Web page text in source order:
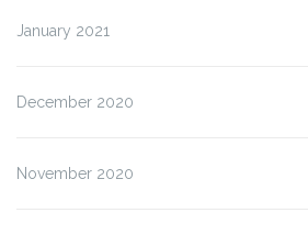
January 2021
December 2020
November 2020